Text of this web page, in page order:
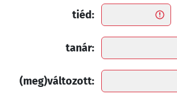
tiéd:
tanár:
(meg)változott: